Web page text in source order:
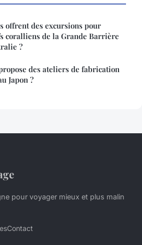
offrent des excursions pour
coralliens de la Grande Barrière
?
des ateliers de fabrication
Japon ?
pour voyager mieux et plus malin
Contact